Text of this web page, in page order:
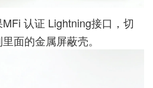
认证 Lightning接口，切
面的金属屏蔽壳。